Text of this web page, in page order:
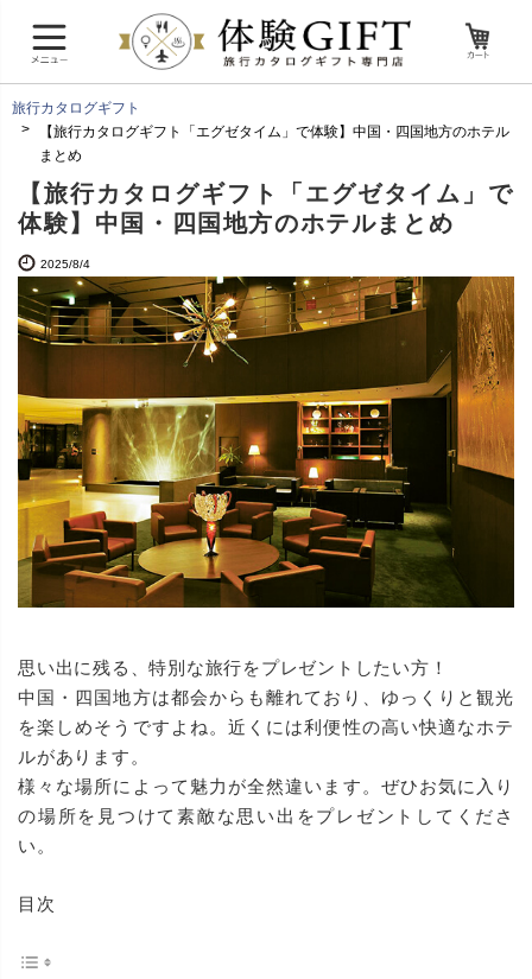
旅行カタログギフト
【旅行カタログギフト「エグゼタイム」で体験】中国・四国地方のホテル
まとめ
【旅行カタログギフト「エグゼタイム」で
体験】中国・四国地方のホテルまとめ
2025/8/4
思い出に残る、特別な旅行をプレゼントしたい方！
中国・四国地方は都会からも離れており、ゆっくりと観光
を楽しめそうですよね。近くには利便性の高い快適なホテ
ルがあります。
様々な場所によって魅力が全然違います。ぜひお気に入り
の場所を見つけて素敵な思い出をプレゼントしてくださ
い。
目次